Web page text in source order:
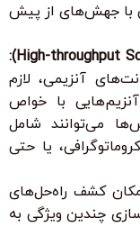
با جهش‌های از پیش
آنزیمی، لازم
با خواص
می‌توانند شامل
یا حتی
کشف راه‌حل‌های
چندین ویژگی به